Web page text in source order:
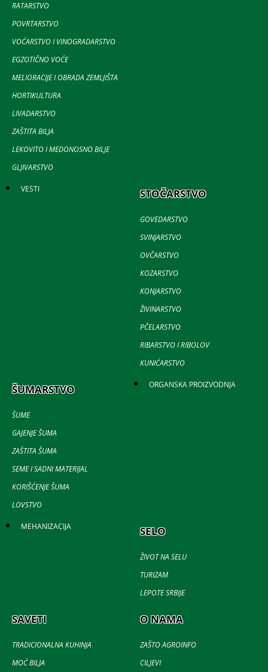
RATARSTVO
POVRTARSTVO
VOĆARSTVO I VINOGRADARSTVO
EGZOTIČNO VOĆE
MELIORACIJE I OBRADA ZEMLJIŠTA
HORTIKULTURA
LIVADARSTVO
ZAŠTITA BILJA
LEKOVITO I MEDONOSNO BILJE
GLJIVARSTVO
VESTI STOČARSTVO
GOVEDARSTVO
SVINJARSTVO
OVČARSTVO
KOZARSTVO
KONJARSTVO
ŽIVINARSTVO
PČELARSTVO
RIBARSTVO I RIBOLOV
KUNIĆARSTVO
ŠUMARSTVO
ŠUME
GAJENJE ŠUMA
ZAŠTITA ŠUMA
SEME I SADNI MATERIJAL
KORIŠĆENJE ŠUMA
LOVSTVO
ORGANSKA PROIZVODNJA
MEHANIZACIJA SELO
ŽIVOT NA SELU
TURIZAM
LEPOTE SRBIJE
SAVETI
TRADICIONALNA KUHINJA
MOĆ BILJA
O NAMA
ZAŠTO AGROINFO
CILJEVI